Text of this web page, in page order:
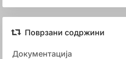
Поврзани содржини
Документација